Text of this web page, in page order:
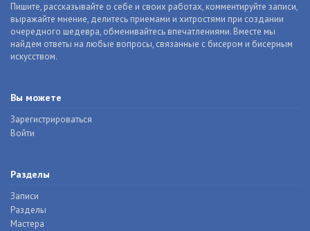
Пишите, рассказывайте о себе и своих работах, комментируйте записи,
выражайте мнение, делитесь приемами и хитростями при создании
очередного шедевра, обменивайтесь впечатлениями. Вместе мы
найдем ответы на любые вопросы, связанные с бисером и бисерным
искусством.
Вы можете
Зарегистрироваться
Войти
Разделы
Записи
Разделы
Мастера